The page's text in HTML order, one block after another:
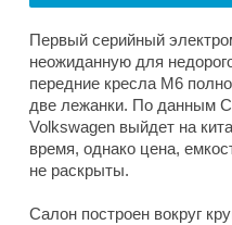
Первый серийный
неожиданную для
передние кресла M6
две лежанки. По данным
Volkswagen выйдет на
время, однако цена,
не раскрыты.
Салон построен вокруг